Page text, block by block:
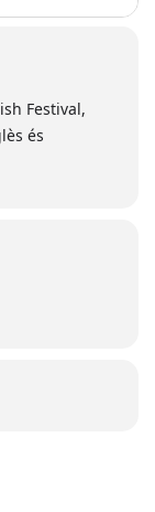
Festival,
és